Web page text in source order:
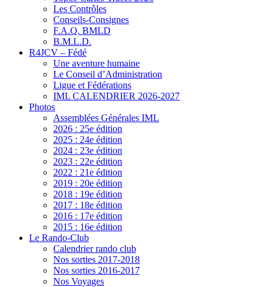
Les Contrôles
Conseils-Consignes
F.A.Q. BMLD
B.M.L.D.
R4JCV – Fédé
Une aventure humaine
Le Conseil d’Administration
Ligue et Fédérations
IML CALENDRIER 2026-2027
Photos
Assemblées Générales IML
2026 : 25e édition
2025 : 24e édition
2024 : 23e édition
2023 : 22e édition
2022 : 21e édition
2019 : 20e édition
2018 : 19e édition
2017 : 18e édition
2016 : 17e édition
2015 : 16e édition
Le Rando-Club
Calendrier rando club
Nos sorties 2017-2018
Nos sorties 2016-2017
Nos Voyages